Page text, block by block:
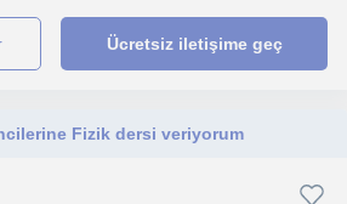
Ücretsiz iletişime geç
Fizik dersi veriyorum